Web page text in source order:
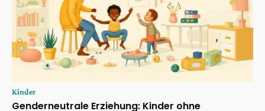
Kinder
Genderneutrale Erziehung: Kinder ohne